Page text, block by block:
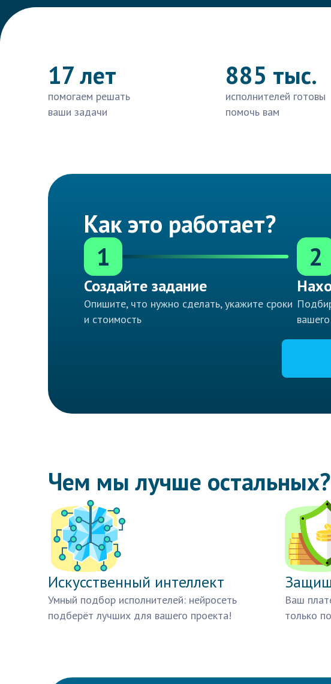
17 лет
помогаем решать
ваши задачи
885 тыс.
исполнителей готовы
помочь вам
Как это работает?
1
Создайте задание
Опишите, что нужно сделать, укажите сроки
и стоимость
2
Чем мы лучше остальных?
Искусственный интеллект
Умный подбор исполнителей: нейросеть
подберёт лучших для вашего проекта!
Ваш
только